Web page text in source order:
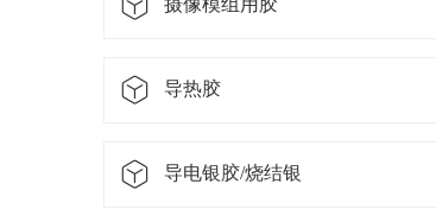
摄像模组用胶
导热胶
导电银胶/烧结银